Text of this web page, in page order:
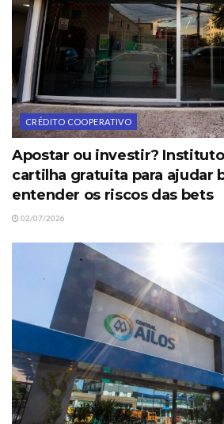
CRÉDITO COOPERATIVO
Apostar ou investir?
cartilha gratuita para ajudar
entender os riscos das bets
02/07/2026